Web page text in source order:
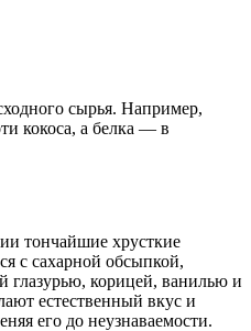
сырья. Например,
кокоса, а белка — в
тончайшие хрусткие
с сахарной обсыпкой,
глазурью, корицей, ванилью и
естественный вкус и
его до неузнаваемости.